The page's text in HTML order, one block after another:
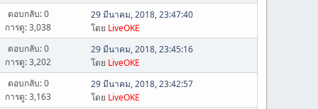
ตอบกลับ: 0
การดู: 3,038
29 มีนาคม, 2018, 23:47:40
โดย LiveOKE
ตอบกลับ: 0
การดู: 3,202
29 มีนาคม, 2018, 23:45:16
โดย LiveOKE
ตอบกลับ: 0
การดู: 3,163
29 มีนาคม, 2018, 23:42:57
โดย LiveOKE